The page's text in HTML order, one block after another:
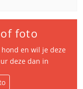
foto
en wil je deze
deze dan in